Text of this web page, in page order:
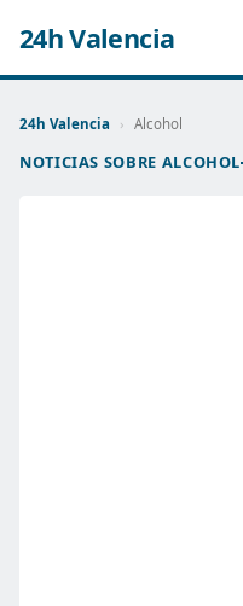
24h Valencia
24h Valencia › Alcohol
NOTICIAS SOBRE ALCOHOL